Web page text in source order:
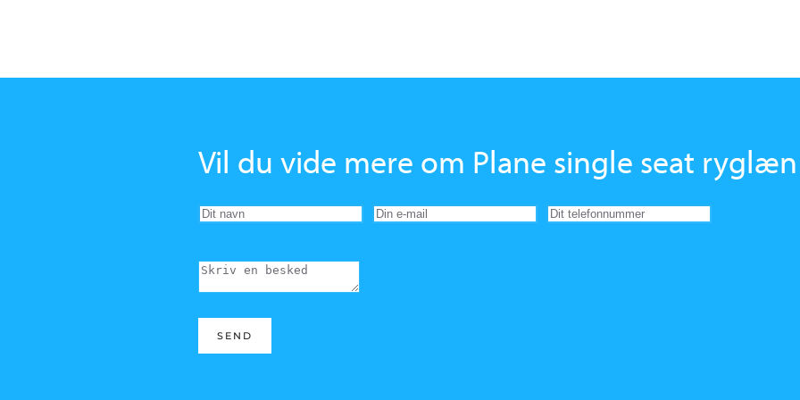
Vil du vide mere om Plane single seat
SEND